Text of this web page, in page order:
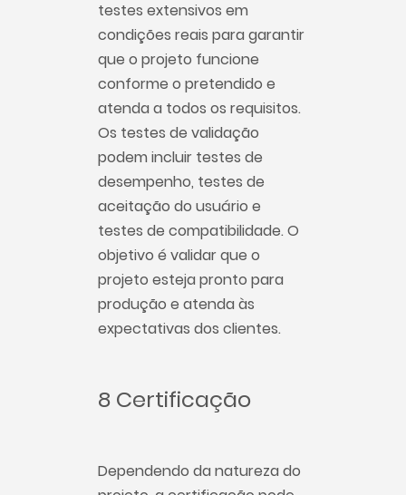
testes extensivos em
condições reais para garantir
que o projeto funcione
conforme o pretendido e
atenda a todos os requisitos.
Os testes de validação
podem incluir testes de
desempenho, testes de
aceitação do usuário e
testes de compatibilidade. O
objetivo é validar que o
projeto esteja pronto para
produção e atenda às
expectativas dos clientes.
8 Certificação
Dependendo da natureza do